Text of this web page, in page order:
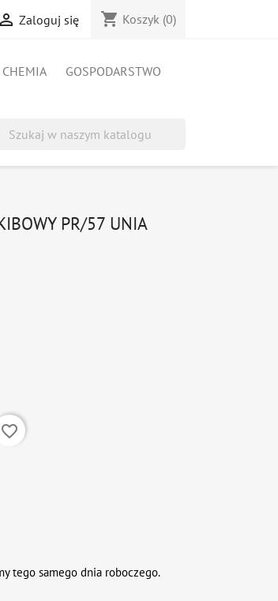
 Zaloguj się shopping_cart Koszyk (0)
CHEMIA
GOSPODARSTWO
PR/57 UNIA
favorite_border
tego samego dnia roboczego.